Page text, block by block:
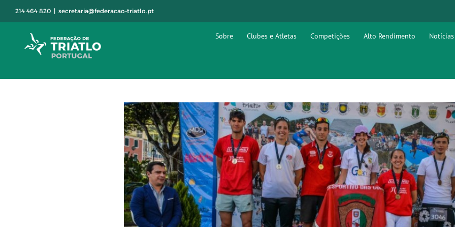
214 464 820 | secretaria@federacao-triatlo.pt
Sobre Clubes e Atletas Competições Alto Rendimento